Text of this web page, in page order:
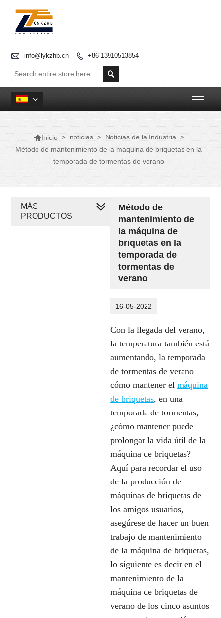
 info@lykzhb.cn  +86-13910513854


Inicio > noticias > Noticias de la Industria >
Método de mantenimiento de la máquina de briquetas en la
temporada de tormentas de verano
Método de
mantenimiento de
la máquina de
briquetas en la
temporada de
tormentas de
verano
16-05-2022
Con la llegada del verano,
la temperatura también está
aumentando, la temporada
de tormentas de verano
cómo mantener el máquina
de briquetas, en una
temporada de tormentas,
¿cómo mantener puede
prolongar la vida útil de la
máquina de briquetas?
Aquí para recordar el uso
de la producción de
máquinas de briquetas de
los amigos usuarios,
asegúrese de hacer un buen
trabajo de mantenimiento
de la máquina de briquetas,
lo siguiente es decir en el
mantenimiento de la
máquina de briquetas de
verano de los cinco asuntos
MÁS
PRODUCTOS